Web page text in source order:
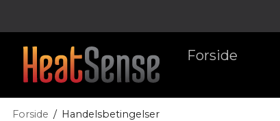
Forside
Forside Handelsbetingelser